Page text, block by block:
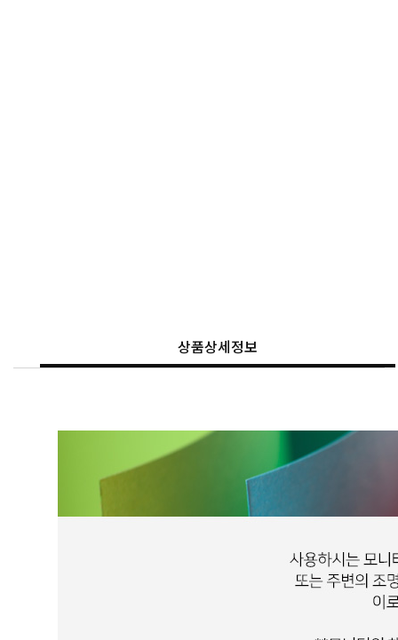
상품상세정보